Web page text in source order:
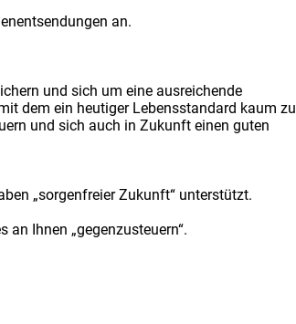
an.
und sich um eine ausreichende
dem ein heutiger Lebensstandard kaum zu
und sich auch in Zukunft einen guten
„sorgenfreier Zukunft“ unterstützt.
Ihnen „gegenzusteuern“.